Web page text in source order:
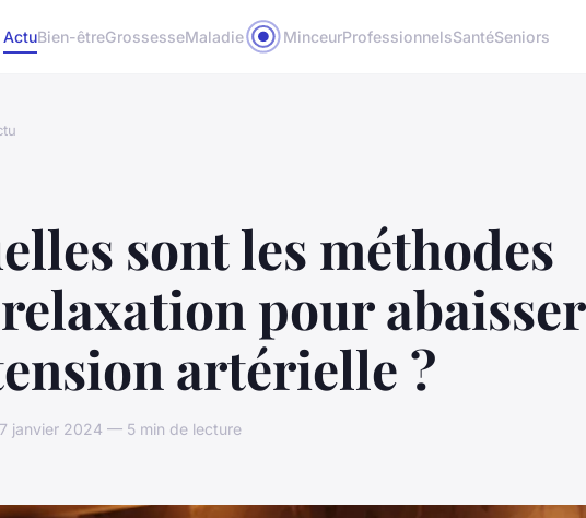
ActuBien-êtreGrossesseMaladie MinceurProfessionnelsSantéSeniors
sont les méthodes
pour abaisser
artérielle ?
janvier 2024 — 5 min de lecture